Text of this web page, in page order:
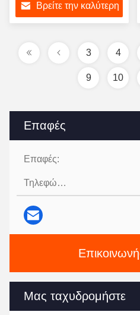
Επαφές
Επαφές:
Τηλεφώνημα:
Μας ταχυδρομήστε
και τουαλέτες
Βρείτε την καλύτερη
3 4
9 10